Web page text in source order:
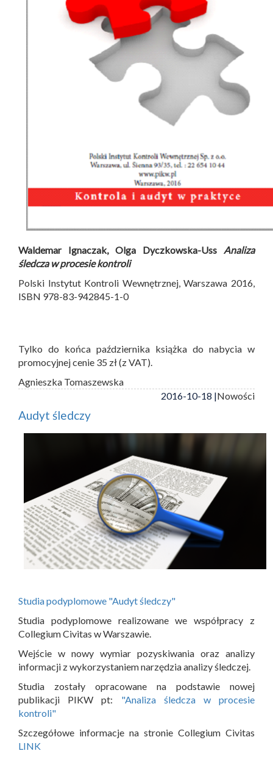
Waldemar Ignaczak, Olga Dyczkowska-Uss Analiza
śledcza w procesie kontroli
Polski Instytut Kontroli Wewnętrznej, Warszawa 2016,
ISBN 978-83-942845-1-0
Tylko do końca października książka do nabycia w
promocyjnej cenie 35 zł (z VAT).
Agnieszka Tomaszewska
2016-10-18 |Nowości
Audyt śledczy
Studia podyplomowe "Audyt śledczy"
Studia podyplomowe realizowane we współpracy z
Collegium Civitas w Warszawie.
Wejście w nowy wymiar pozyskiwania oraz analizy
informacji z wykorzystaniem narzędzia analizy śledczej.
Studia zostały opracowane na podstawie nowej
publikacji PIKW pt: "Analiza śledcza w procesie
kontroli"
Szczegółowe informacje na stronie Collegium Civitas
LINK